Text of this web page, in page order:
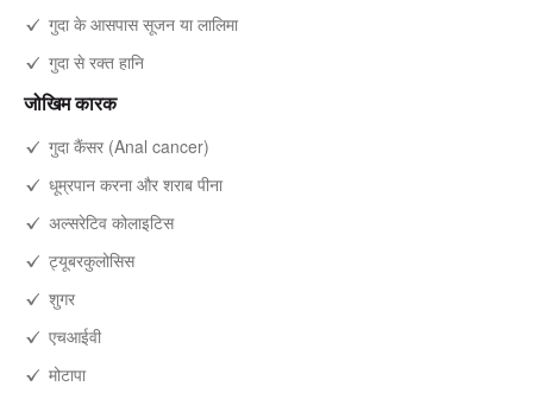
गुदा के आसपास सूजन या लालिमा
गुदा से रक्त हानि
जोखिम कारक
गुदा कैंसर (Anal cancer)
धूम्रपान करना और शराब पीना
अल्सरेटिव कोलाइटिस
ट्यूबरकुलोसिस
शुगर
एचआईवी
मोटापा